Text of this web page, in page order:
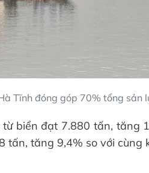
Tĩnh đóng góp 70% tổng sản
biển đạt 7.880 tấn, tăng
tấn, tăng 9,4% so với cùng